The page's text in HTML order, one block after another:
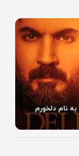
نام دلخورم